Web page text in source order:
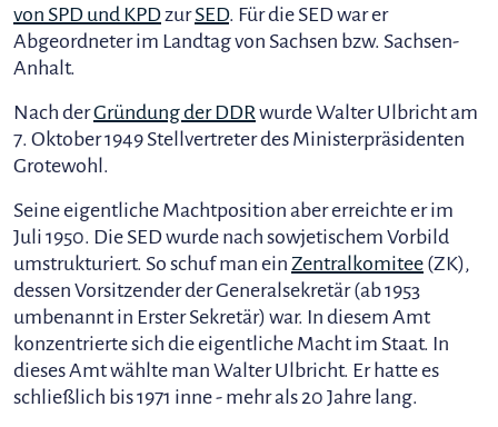
von SPD und KPDzurSED. Für die SED war er
Abgeordneter im Landtag von Sachsen bzw. Sachsen-
Anhalt.
Nach derGründung der DDRwurde Walter Ulbricht am
7. Oktober 1949 Stellvertreter des Ministerpräsidenten
Grotewohl.
Seine eigentliche Machtposition aber erreichte er im
Juli 1950. Die SED wurde nach sowjetischem Vorbild
umstrukturiert. So schuf man ein Zentralkomitee (ZK),
dessen Vorsitzender der Generalsekretär (ab 1953
umbenannt in Erster Sekretär) war. In diesem Amt
konzentrierte sich die eigentliche Macht im Staat. In
dieses Amt wählte man Walter Ulbricht. Er hatte es
schließlich bis 1971 inne - mehr als 20 Jahre lang.